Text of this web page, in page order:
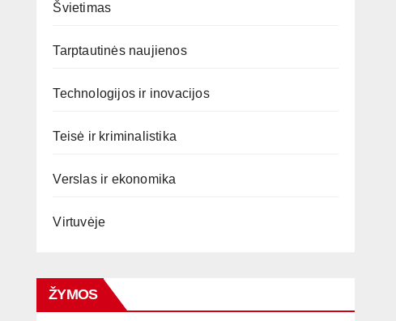
Švietimas
Tarptautinės naujienos
Technologijos ir inovacijos
Teisė ir kriminalistika
Verslas ir ekonomika
Virtuvėje
ŽYMOS